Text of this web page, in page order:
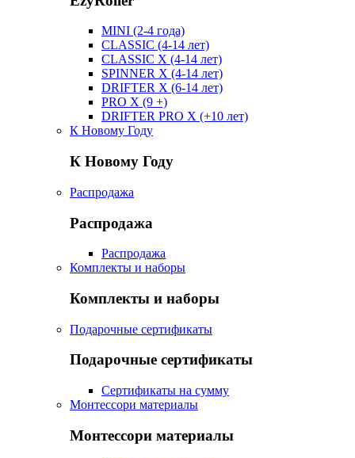
MINI (2-4 года)
CLASSIC (4-14 лет)
CLASSIC X (4-14 лет)
SPINNER X (4-14 лет)
DRIFTER X (6-14 лет)
PRO X (9 +)
DRIFTER PRO X (+10 лет)
К Новому Году
К Новому Году
Распродажа
Распродажа
Распродажа
Комплекты и наборы
Комплекты и наборы
Подарочные сертификаты
Подарочные сертификаты
Сертификаты на сумму
Монтессори материалы
Монтессори материалы